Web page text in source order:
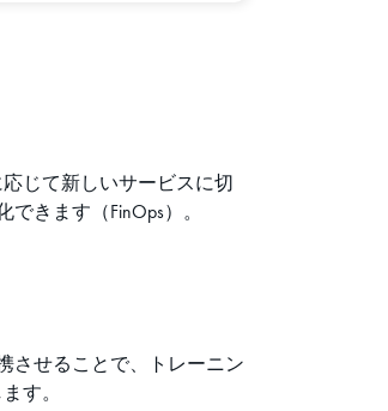
じて新しいサービスに切
きます（FinOps）。
させることで、トレーニン
す。